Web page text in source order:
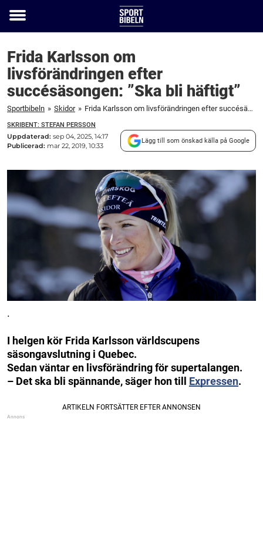
Toggle
Frida Karlsson om
livsförändringen efter
succésäsongen: ”Ska bli häftigt”
Sportbibeln » Skidor » Frida Karlsson om livsförändringen efter succésäsongen: "Ska bli häftigt"
SKRIBENT: STEFAN PERSSON
Uppdaterad: sep 04, 2025, 14:17
Publicerad: mar 22, 2019, 10:33
Lägg till som önskad källa på Google
.
I helgen kör Frida Karlsson världscupens
säsongavslutning i Quebec.
Sedan väntar en livsförändring för supertalangen.
– Det ska bli spännande, säger hon till Expressen.